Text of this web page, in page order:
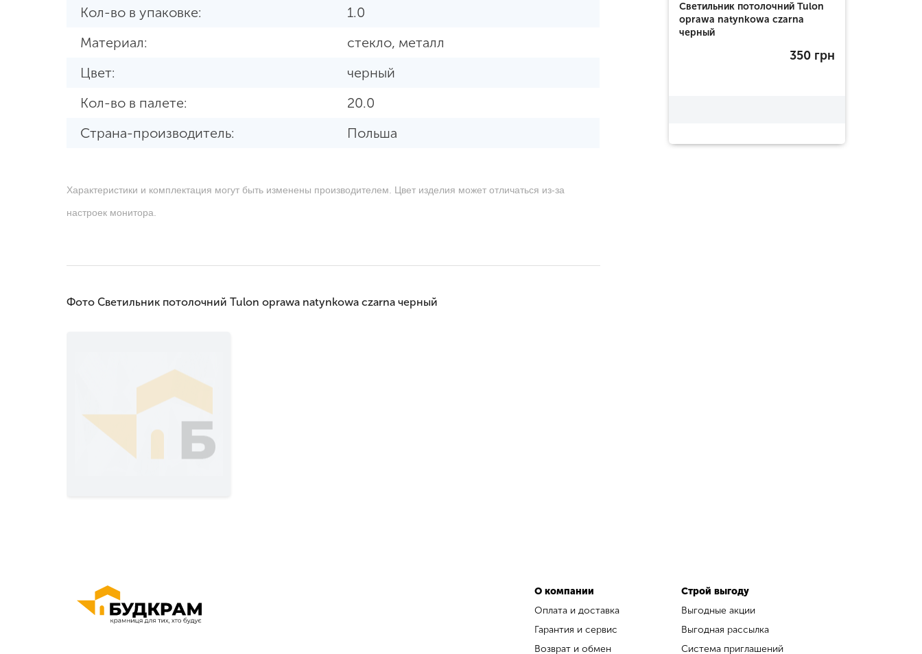
Кол-во в упаковке:
1.0
Материал:
стекло, металл
Цвет:
черный
Кол-во в палете:
20.0
Страна-производитель:
Польша
Характеристики и комплектация могут быть изменены производителем. Цвет изделия может отличаться из-за
настроек монитора.
Фото Светильник потолочний Tulon oprawa natynkowa czarna черный
Светильник потолочний Tulon
oprawa natynkowa czarna
черный
350 грн
О компании
Оплата и доставка
Гарантия и сервис
Возврат и обмен
Строй выгоду
Выгодные акции
Выгодная рассылка
Система приглашений